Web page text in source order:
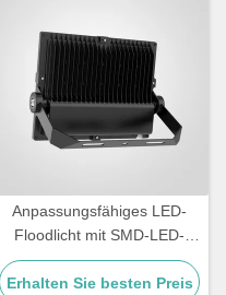
Anpassungsfähiges LED-
Floodlicht mit SMD-LED-
Lichtquelle und
Lichtwirkungsgrad
Erhalten Sie besten Preis